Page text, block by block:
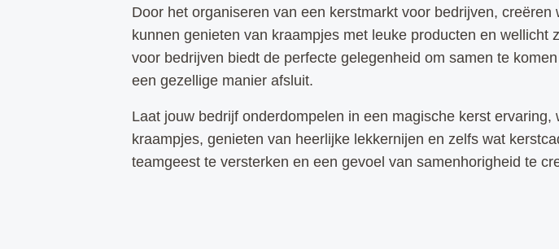
Door het organiseren van een kerstmarkt voor bedrijven,
kunnen genieten van kraampjes met leuke producten en
voor bedrijven biedt de perfecte gelegenheid om samen te
een gezellige manier afsluit.
Laat jouw bedrijf onderdompelen in een magische kerst
kraampjes, genieten van heerlijke lekkernijen en zelfs wat
teamgeest te versterken en een gevoel van samenhorigheid te